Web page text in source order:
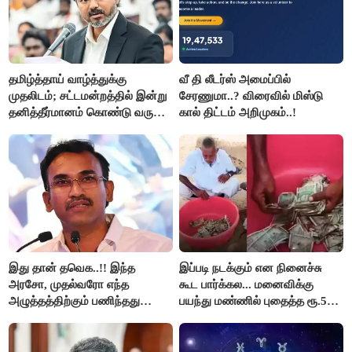
தமிழ்த்தாய் வாழ்த்துக்கு
முதலிடம்; சட்டமன்றத்தில் இன்று
தனித்தீர்மானம் கொண்டு வரும்
வீ தி லீடர்ஸ் அமைப்பில்
சேரணுமா..? விரைவில் மிஸ்டு
கால் திட்டம் அறிமுகம்..!
இது தான் தவெக..!! இந்த
அரசோ, முதல்வரோ எந்த
அழுத்தத்திற்கும் பணிந்தது
அருண்ராஜ்..!
இப்படி நடக்கும் என நினைச்சு
கூட பார்க்கல... மனைவிக்கு
பயந்து மண்ணில் புதைத்த ரூ.5